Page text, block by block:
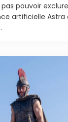
pouvoir
artificielle